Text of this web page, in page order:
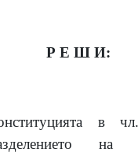
Р Е Ш И:
в
на